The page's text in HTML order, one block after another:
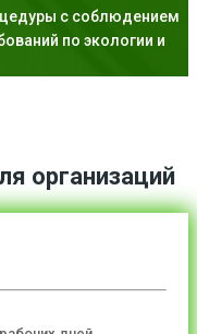
с соблюдением
по экологии и
организаций